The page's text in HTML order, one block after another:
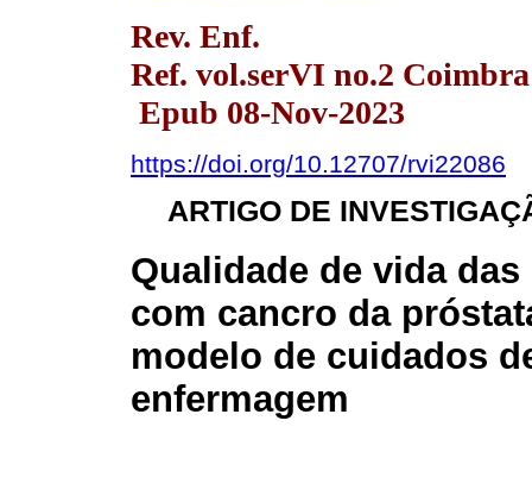
Rev. Enf.
Ref. vol.serVI no.2 Coimbra
Epub 08-Nov-2023
https://doi.org/10.12707/rvi22086
ARTIGO DE
Qualidade de vida das
com cancro da
modelo de cuidados
enfermagem